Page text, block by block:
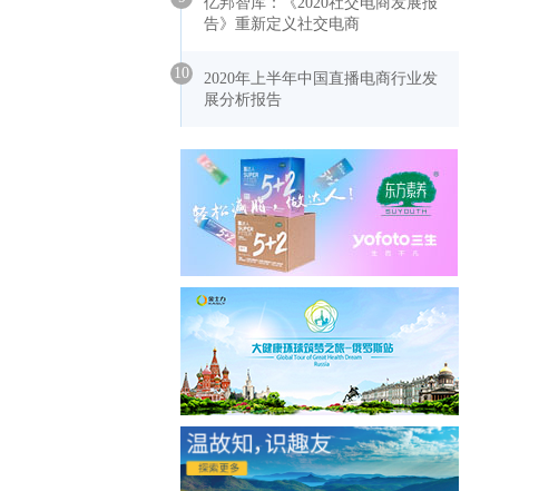
告》重新定义社交电商
10
2020年上半年中国直播电商行业发
展分析报告